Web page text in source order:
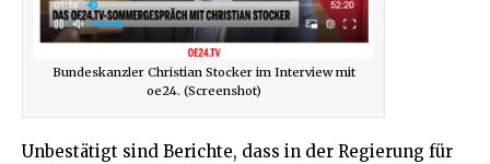
Bundeskanzler Christian Stocker im Interview mit
oe24. (Screenshot)
Unbestätigt sind Berichte, dass in der Regierung für